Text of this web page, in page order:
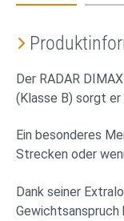
Der RADAR
(Klasse B) sorgt er
Ein besonderes
Strecken oder
Dank seiner
Gewichtsanspruch